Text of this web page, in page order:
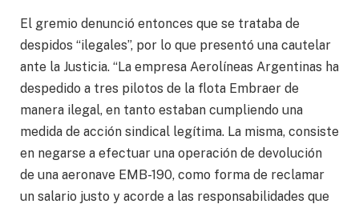
El gremio denunció entonces que se trataba de
despidos “ilegales”, por lo que presentó una cautelar
ante la Justicia. “La empresa Aerolíneas Argentinas ha
despedido a tres pilotos de la flota Embraer de
manera ilegal, en tanto estaban cumpliendo una
medida de acción sindical legítima. La misma, consiste
en negarse a efectuar una operación de devolución
de una aeronave EMB-190, como forma de reclamar
un salario justo y acorde a las responsabilidades que